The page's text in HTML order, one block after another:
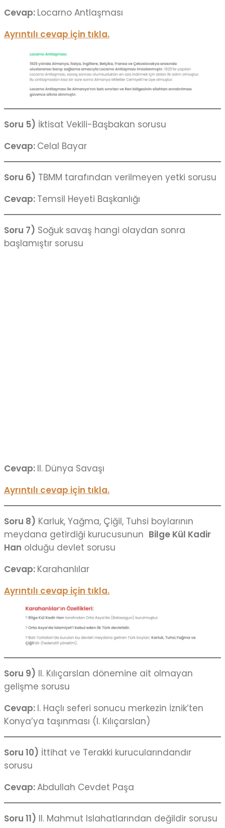
Cevap: Locarno Antlaşması
Ayrıntılı cevap için tıkla.
Soru 5) İktisat Vekili-Başbakan sorusu
Cevap: Celal Bayar
Soru 6) TBMM tarafından verilmeyen yetki sorusu
Cevap: Temsil Heyeti Başkanlığı
Soru 7) Soğuk savaş hangi olaydan sonra
başlamıştır sorusu
Cevap: II. Dünya Savaşı
Ayrıntılı cevap için tıkla.
Soru 8) Karluk, Yağma, Çiğil, Tuhsi boylarının
meydana getirdiği kurucusunun Bilge Kül Kadir
Han olduğu devlet sorusu
Cevap: Karahanlılar
Ayrıntılı cevap için tıkla.
Soru 9) II. Kılıçarslan dönemine ait olmayan
gelişme sorusu
Cevap: I. Haçlı seferi sonucu merkezin İznik’ten
Konya’ya taşınması (I. Kılıçarslan)
Soru 10) İttihat ve Terakki kurucularındandır
sorusu
Cevap:Abdullah Cevdet Paşa
Soru 11) II. Mahmut Islahatlarından değildir sorusu